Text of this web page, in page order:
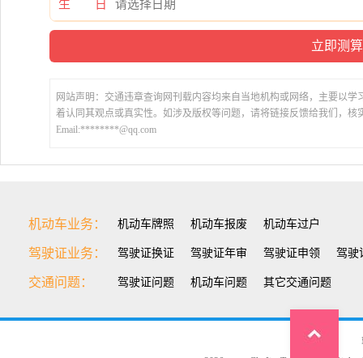
生 日
网站声明：交通违章查询网刊载内容均来自当地机构或网络，主要以
着认同其观点或真实性。如涉及版权等问题，请将链接反馈给我们，核
Email:********@qq.com
机动车业务： 机动车牌照 机动车报废 机动车过户
驾驶证业务： 驾驶证换证 驾驶证年审 驾驶证申领 驾驶
交通问题： 驾驶证问题 机动车问题 其它交通问题